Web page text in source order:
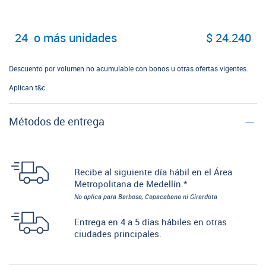
24 o más unidades $ 24.240
Descuento por volumen no acumulable con bonos u otras ofertas vigentes.
Aplican t&c.
Métodos de entrega
Recibe al siguiente día hábil en el Área
Metropolitana de Medellín.*
No aplica para Barbosa, Copacabana ni Girardota
Entrega en 4 a 5 días hábiles en otras
ciudades principales.